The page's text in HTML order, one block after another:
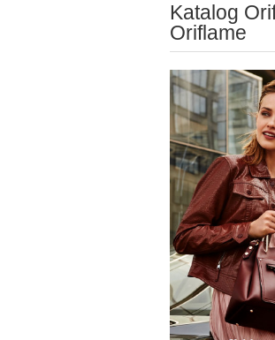
Katalog
Oriflame